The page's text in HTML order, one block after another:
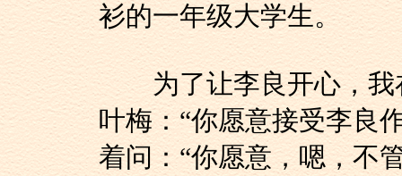
衫的一年级大学生。
为了让李良开心，我
叶梅：“你愿意接受李良
着问：“你愿意，嗯，不